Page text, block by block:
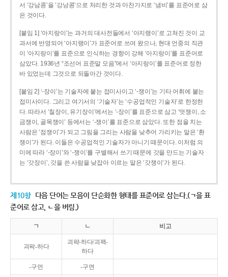
서 ‘강남콩’을 ‘강낭콩’으로 처리한 것과 마찬가지로 ‘냄비’를 표준어로 삼
은 것이다.
[붙임 1] ‘아지랑이’는 과거의 대사전들에서 ‘아지랭이’로 고쳐진 것이 교
과서에 반영되어 ‘아지랭이’가 표준어로 쓰여 왔으나, 현대 언중의 직관
이 ‘아지랑이’를 표준으로 인식하는 경향이 강해 ‘아지랑이’를 표준어로
삼았다. 1936년 “조선어 표준말 모음”에서 ‘아지랑이’를 표준어로 정한
바 있었는데 그것으로 되돌아간 것이다.
[붙임 2] ‘-장이’는 기술자에 붙는 접미사이고 ‘-쟁이’는 기타 어휘에 붙는
접미사이다. 그리고 여기서의 ‘기술자’는 ‘수공업적인 기술자’로 한정한
다. 따라서 ‘칠장이, 유기장이’에서는 ‘-장이’를 표준으로 삼고 ‘멋쟁이, 소
금쟁이, 골목쟁이’ 등에서는 ‘-쟁이’를 표준으로 삼았다. 또한 점을 치는
사람은 ‘점쟁이’가 되고 그림을 그리는 사람을 낮추어 가리키는 말은 ‘환
쟁이’가 된다. 이들은 수공업적인 기술자가 아니기 때문이다. 이처럼 의
미에 따라 ‘-장이’와 ‘-쟁이’를 구별해서 쓰기 때문에 갓을 만드는 기술자
는 ‘갓장이’, 갓을 쓴 사람을 낮잡아 이르는 말은 ‘갓쟁이’가 된다.
제10항 다음 단어는 모음이 단순화한 형태를 표준어로 삼는다.(ㄱ을 표
준어로 삼고, ㄴ을 버림.)
ㄱ ㄴ 비고
괴팍-하다
괴퍅-하다/괴팩-
하다
-구먼 -구면